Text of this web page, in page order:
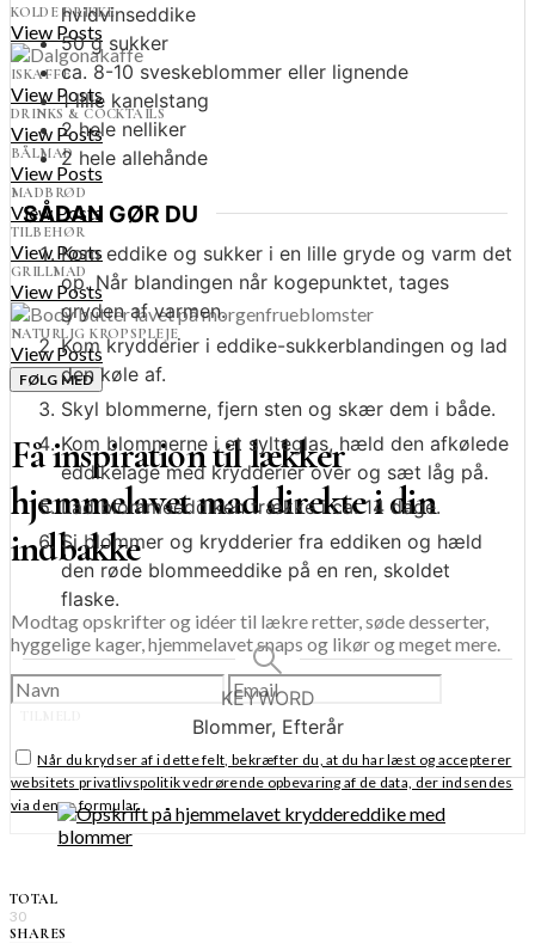
KOLDE DRIKKE
View Posts
ISKAFFE
View Posts
DRINKS & COCKTAILS
View Posts
BÅLMAD
View Posts
MADBRØD
View Posts
TILBEHØR
View Posts
GRILLMAD
View Posts
NATURLIG KROPSPLEJE
View Posts
FØLG MED
Få inspiration til lækker
hjemmelavet mad direkte i din
indbakke
Modtag opskrifter og idéer til lækre retter, søde desserter,
hyggelige kager, hjemmelavet snaps og likør og meget mere.
Når du krydser af i dette felt, bekræfter du, at du har læst og accepterer
websitets privatlivspolitik vedrørende opbevaring af de data, der indsendes
via denne formular.
hvidvinseddike
50 g sukker
ca. 8-10 sveskeblommer eller lignende
1 lille kanelstang
2 hele nelliker
2 hele allehånde
SÅDAN GØR DU
Kom eddike og sukker i en lille gryde og varm det
op. Når blandingen når kogepunktet, tages
gryden af varmen.
Kom krydderier i eddike-sukkerblandingen og lad
den køle af.
Skyl blommerne, fjern sten og skær dem i både.
Kom blommerne i et sylteglas, hæld den afkølede
eddikelage med krydderier over og sæt låg på.
Lad blommeeddiken trække i ca. 14 dage.
Si blommer og krydderier fra eddiken og hæld
den røde blommeeddike på en ren, skoldet
flaske.
KEYWORD
Blommer, Efterår
TOTAL
30
SHARES